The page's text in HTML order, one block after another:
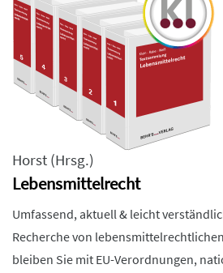
Horst (Hrsg.)
Lebensmittelrecht
Umfassend, aktuell & leicht
Recherche von
bleiben Sie mit EU-Verordnungen,